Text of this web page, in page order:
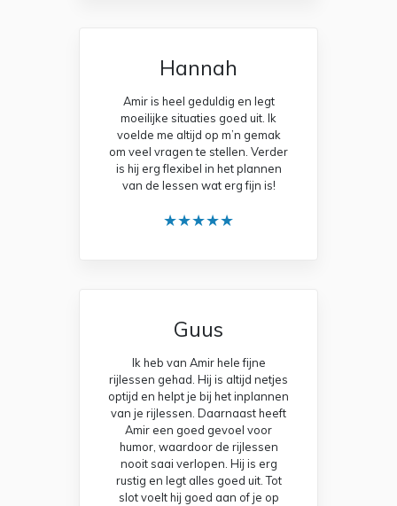
Hannah
Amir is heel geduldig en legt
moeilijke situaties goed uit. Ik
voelde me altijd op m’n gemak
om veel vragen te stellen. Verder
is hij erg flexibel in het plannen
van de lessen wat erg fijn is!
★★★★★
Guus
Ik heb van Amir hele fijne
rijlessen gehad. Hij is altijd netjes
optijd en helpt je bij het inplannen
van je rijlessen. Daarnaast heeft
Amir een goed gevoel voor
humor, waardoor de rijlessen
nooit saai verlopen. Hij is erg
rustig en legt alles goed uit. Tot
slot voelt hij goed aan of je op